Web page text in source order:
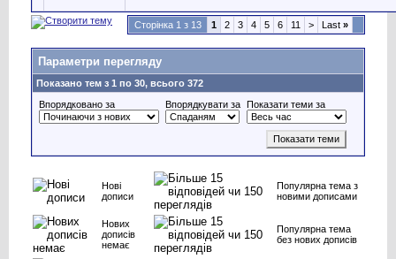
Сторінка 1 з 13 1 2 3 4 5 6 11 > Last »
Параметри перегляду
Показано тем з 1 по 30, всього 372
Впорядковано за
Впорядкувати за Показати теми за
Нові
дописи
Популярна тема з
новими дописами
Нових
дописів
немає
Популярна тема
без нових дописів